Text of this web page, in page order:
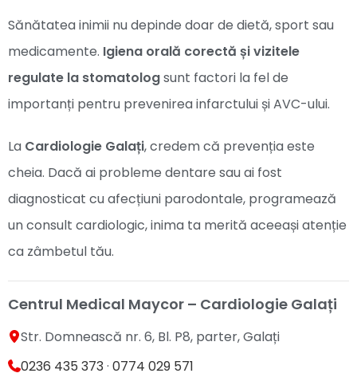
Sănătatea inimii nu depinde doar de dietă, sport sau
medicamente. Igiena orală corectă și vizitele
regulate la stomatologsunt factori la fel de
importanți pentru prevenirea infarctului și AVC-ului.
La Cardiologie Galați, credem că prevenția este
cheia. Dacă ai probleme dentare sau ai fost
diagnosticat cu afecțiuni parodontale, programează
un consult cardiologic, inima ta merită aceeași atenție
ca zâmbetul tău.
Centrul Medical Maycor – Cardiologie Galați
Str. Domnească nr. 6, Bl. P8, parter, Galați
0236 435 373· 0774 029 571